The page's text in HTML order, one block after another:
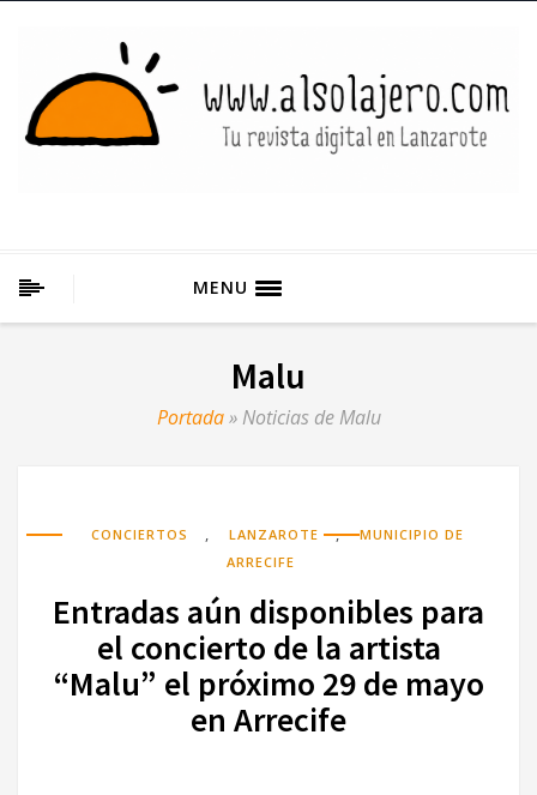
MENU
Malu
Portada» Noticias de Malu
CONCIERTOS , LANZAROTE ,
MUNICIPIO DE
ARRECIFE
Entradas aún disponibles para
el concierto de la artista
“Malu” el próximo 29 de mayo
en Arrecife